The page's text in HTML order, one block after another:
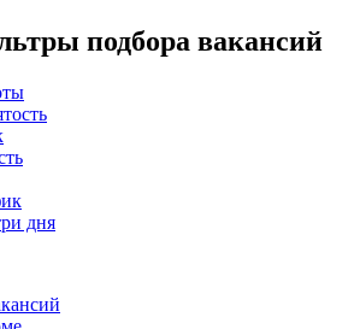
подбора вакансий
дня